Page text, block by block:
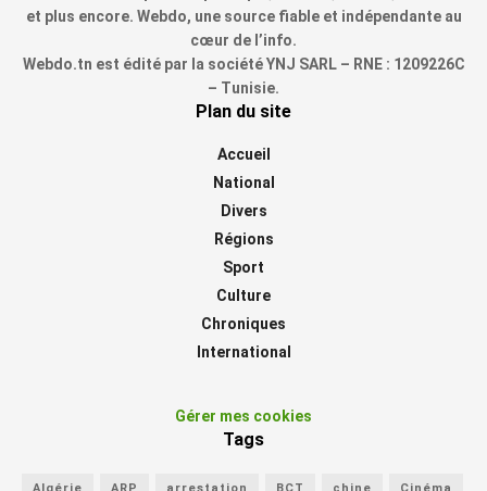
et plus encore. Webdo, une source fiable et indépendante au
cœur de l’info.
Webdo.tn est édité par la société YNJ SARL – RNE : 1209226C
– Tunisie.
Plan du site
Accueil
National
Divers
Régions
Sport
Culture
Chroniques
International
Gérer mes cookies
Tags
Algérie ARP arrestation BCT chine Cinéma